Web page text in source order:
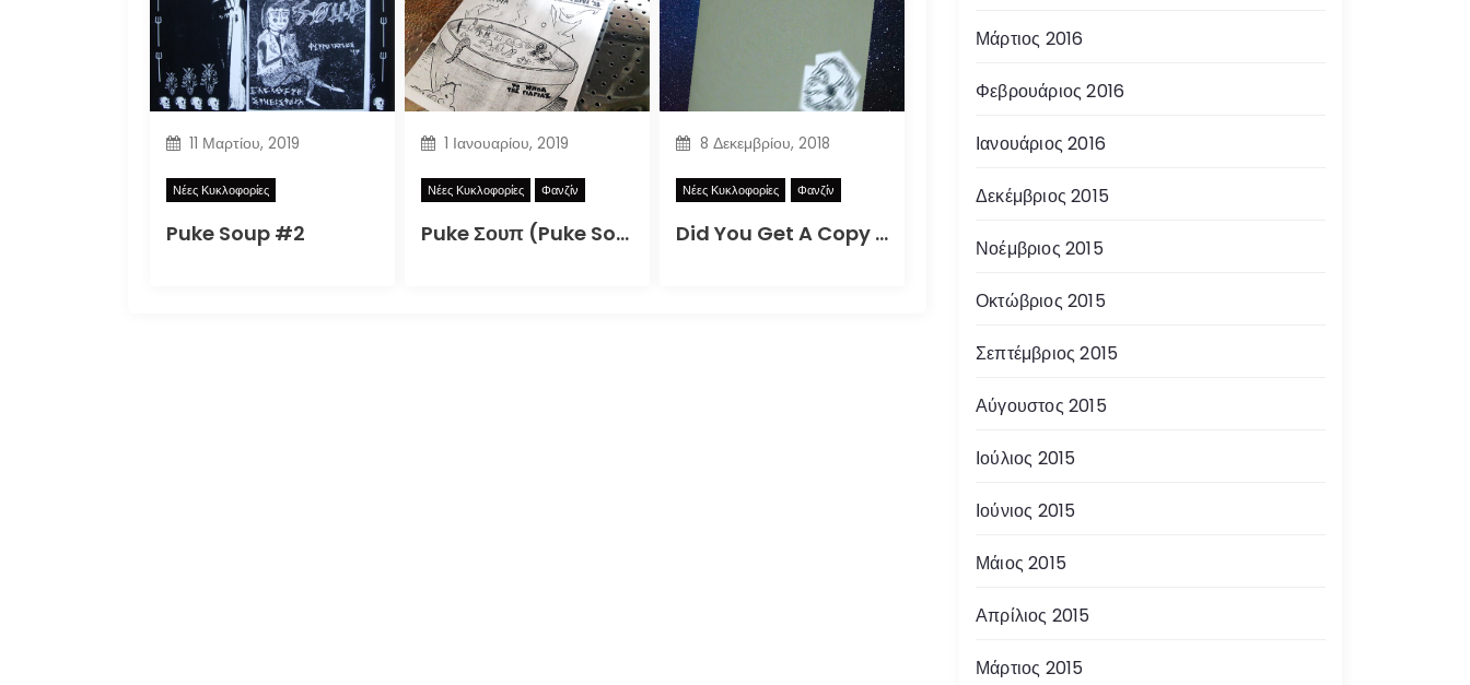
11 Μαρτίου, 2019
Νέες Κυκλοφορίες
Puke Soup #2
1 Ιανουαρίου, 2019
Νέες Κυκλοφορίες Φανζίν
Puke Σουπ (Puke Soup)
8 Δεκεμβρίου, 2018
Νέες Κυκλοφορίες Φανζίν
Did You Get A Copy Of The DIY Zine For How To Better Participate In Your Local Apocalypse?
Μάρτιος 2016
Φεβρουάριος 2016
Ιανουάριος 2016
Δεκέμβριος 2015
Νοέμβριος 2015
Οκτώβριος 2015
Σεπτέμβριος 2015
Αύγουστος 2015
Ιούλιος 2015
Ιούνιος 2015
Μάιος 2015
Απρίλιος 2015
Μάρτιος 2015